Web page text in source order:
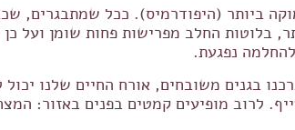
העמוקה ביותר (היפודרמיס). ככל
בלוטות החלב מפרישות פחות שומן ועל
נפגעת.
בגנים משובחים, אורח החיים שלנו
לרוב מופיעים קמטים בפנים באזור: